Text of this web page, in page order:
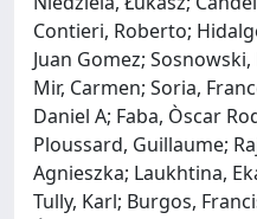
Contieri, Roberto;
Juan Gomez;
Mir, Carmen; Soria,
Daniel A; Faba, Òscar
Ploussard, Guillaume;
Agnieszka; Laukhtina,
Tully, Karl; Burgos,